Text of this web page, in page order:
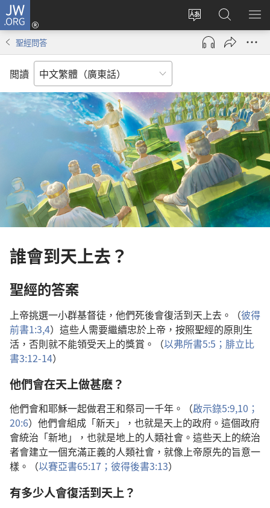
JW.ORG
更
改
網
言
登
錄
（開
窗）
搜
尋
JW.ORG
顯
聖經問答
閲讀
誰會到天上去？
聖經的答案
上帝挑選一小群基督徒，他們死後會復活到天上去。（彼得
前書1:3,4）這些人需要繼續忠於上帝，按照聖經的原則生
活，否則就不能領受天上的獎賞。（以弗所書5:5； 腓立比
書3:12-14）
他們會在天上做甚麽？
他們會和耶穌一起做君王和祭司一千年。（啟示錄5:9,10；
20:6）他們會組成「新天」，也就是天上的政府。這個政府
會統治「新地」，也就是地上的人類社會。這些天上的統治
者會建立一個充滿正義的人類社會，就像上帝原先的旨意一
樣。（以賽亞書65:17； 彼得後書3:13）
有多少人會復活到天上？